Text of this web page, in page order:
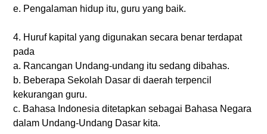
e. Pengalaman hidup itu, guru yang baik.
4. Huruf kapital yang digunakan secara benar terdapat
pada
a. Rancangan Undang-undang itu sedang dibahas.
b. Beberapa Sekolah Dasar di daerah terpencil
kekurangan guru.
c. Bahasa Indonesia ditetapkan sebagai Bahasa Negara
dalam Undang-Undang Dasar kita.